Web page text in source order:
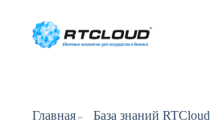
Главная База знаний RTCloud